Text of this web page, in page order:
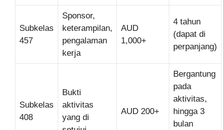
Subkelas
457
Sponsor,
keterampilan,
pengalaman
kerja
AUD
1,000+
4 tahun
(dapat di
perpanjang)
Subkelas
408
Bukti
aktivitas
yang di
AUD 200+
Bergantung
pada
aktivitas,
hingga 3
bulan